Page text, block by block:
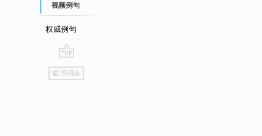
视频例句
权威例句
go
top
返回词典